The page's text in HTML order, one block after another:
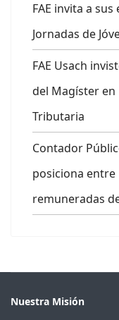
FAE invita a
Jornadas de
FAE Usach
del Magíster en
Tributaria
Contador
posiciona
remuneradas
Nuestra Misión